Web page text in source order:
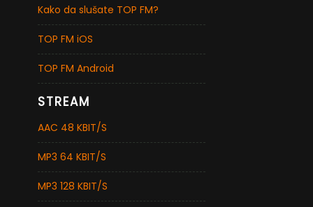
Kako da slušate TOP FM?
TOP FM iOS
TOP FM Android
STREAM
AAC 48 KBIT/S
MP3 64 KBIT/S
MP3 128 KBIT/S